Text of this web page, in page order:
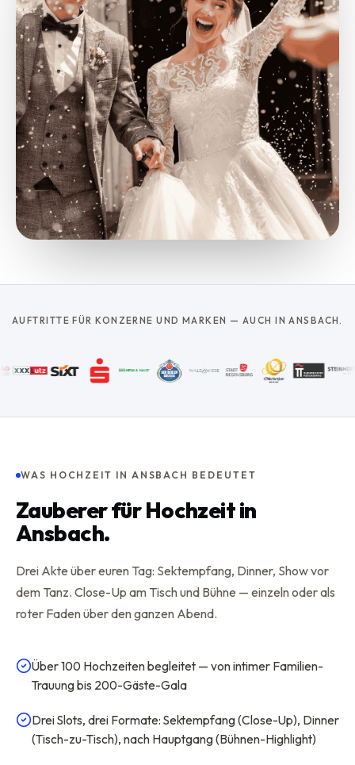
AUFTRITTE FÜR KONZERNE UND MARKEN — AUCH IN ANSBACH.
WAS HOCHZEIT IN ANSBACH BEDEUTET
Zauberer für Hochzeit in
Ansbach.
Drei Akte über euren Tag: Sektempfang, Dinner, Show vor
dem Tanz. Close-Up am Tisch und Bühne — einzeln oder als
roter Faden über den ganzen Abend.
Über 100 Hochzeiten begleitet — von intimer Familien-
Trauung bis 200-Gäste-Gala
Drei Slots, drei Formate: Sektempfang (Close-Up), Dinner
(Tisch-zu-Tisch), nach Hauptgang (Bühnen-Highlight)